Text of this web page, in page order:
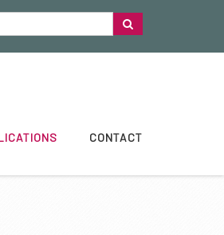
CONTACT